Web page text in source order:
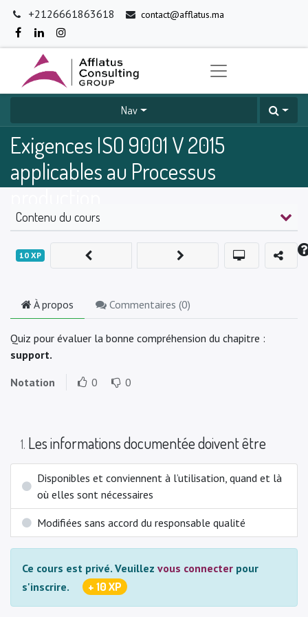
+2126661863618 contact@afflatus.ma
Nav
Exigences ISO 9001 V 2015
applicables au Processus
Contenu du cours
10 XP
À propos Commentaires (0)
Quiz pour évaluer la bonne compréhension du chapitre :
support.
Notation
0 0
1. Les informations documentée doivent être
Disponibles et conviennent à l’utilisation, quand et là
où elles sont nécessaires
Modifiées sans accord du responsable qualité
Ce cours est privé. Veuillez vous connecter pour
s'inscrire.
+ 10 XP